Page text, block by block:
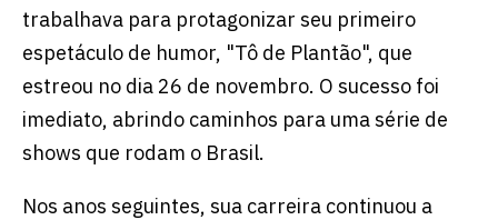
trabalhava para protagonizar seu primeiro
espetáculo de humor, "Tô de Plantão", que
estreou no dia 26 de novembro. O sucesso foi
imediato, abrindo caminhos para uma série de
shows que rodam o Brasil.
Nos anos seguintes, sua carreira continuou a